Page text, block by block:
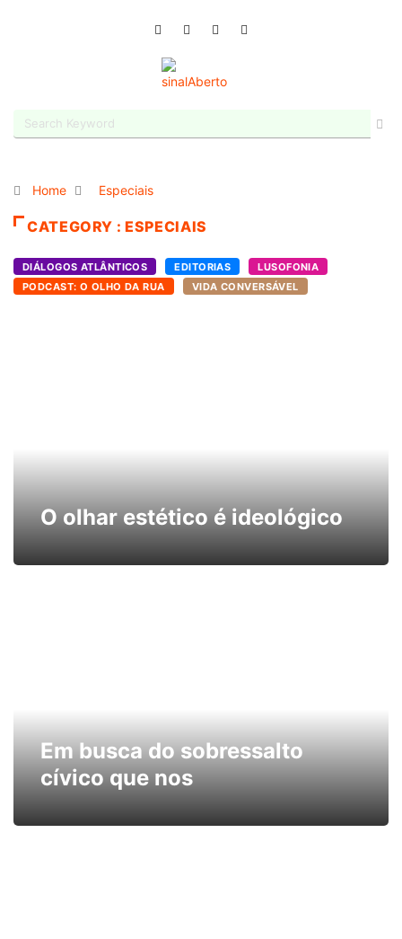
Home Especiais
CATEGORY : ESPECIAIS
DIÁLOGOS ATLÂNTICOS EDITORIAS
LUSOFONIA
PODCAST: O OLHO DA RUA
VIDA CONVERSÁVEL
O olhar estético é ideológico
Em busca do sobressalto
cívico que nos